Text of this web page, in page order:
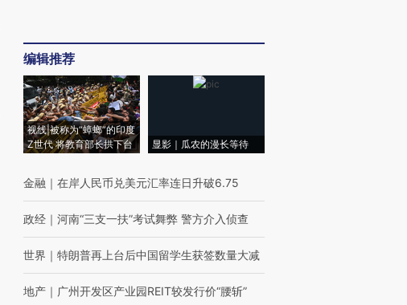
编辑推荐
视线|被称为“蟑螂”的印度
Z世代 将教育部长拱下台
显影｜瓜农的漫长等待
金融 ｜ 在岸人民币兑美元汇率连日升破6.75
政经 ｜ 河南“三支一扶”考试舞弊 警方介入侦查
世界 ｜ 特朗普再上台后中国留学生获签数量大减
地产 ｜ 广州开发区产业园REIT较发行价“腰斩”